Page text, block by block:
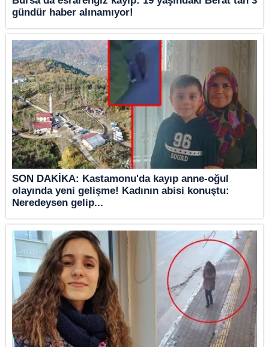
gündür haber alınamıyor!
SON DAKİKA: Kastamonu'da kayıp anne-oğul
olayında yeni gelişme! Kadının abisi konuştu:
Neredeysen gelip...